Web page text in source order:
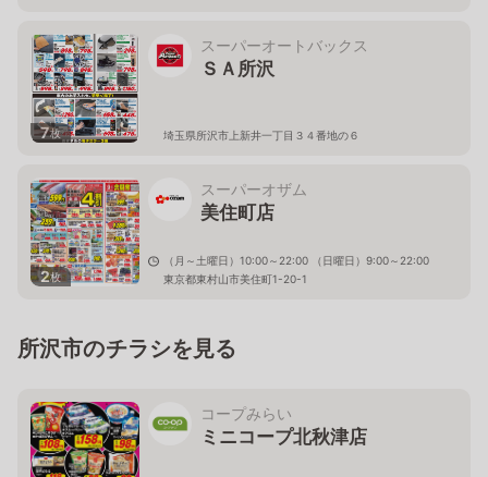
7枚
スーパーオートバックス
ＳＡ所沢
埼玉県所沢市上新井一丁目３４番地の６
2枚
スーパーオザム
美住町店
（月～土曜日）10:00～22:00 （日曜日）9:00～22:00
東京都東村山市美住町1-20-1
所沢市のチラシを見る
コープみらい
ミニコープ北秋津店